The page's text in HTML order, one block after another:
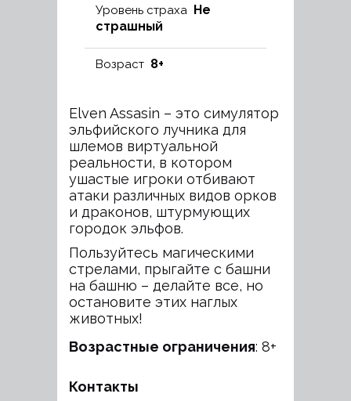
Уровень страха Не
страшный
Возраст 8+
Elven Assasin – это симулятор
эльфийского лучника для
шлемов виртуальной
реальности, в котором
ушастые игроки отбивают
атаки различных видов орков
и драконов, штурмующих
городок эльфов.
Пользуйтесь магическими
стрелами, прыгайте с башни
на башню – делайте все, но
остановите этих наглых
животных!
Возрастные ограничения: 8+
Контакты